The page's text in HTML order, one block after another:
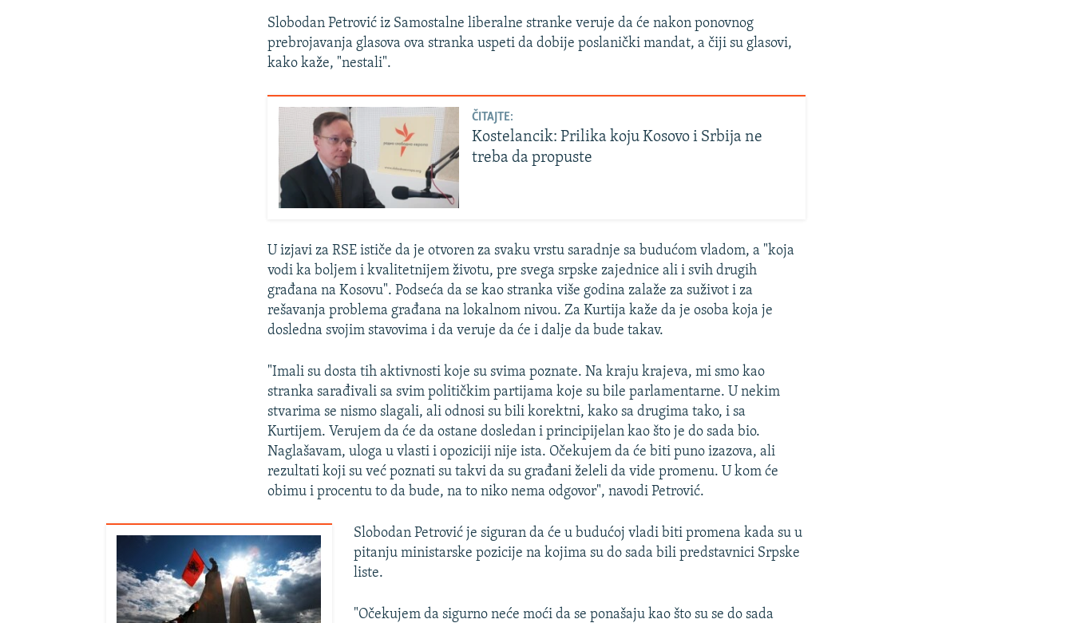
Slobodan Petrović iz Samostalne liberalne stranke veruje da će nakon ponovnog
prebrojavanja glasova ova stranka uspeti da dobije poslanički mandat, a čiji su glasovi,
kako kaže, "nestali".
ČITAJTE:
Kostelancik: Prilika koju Kosovo i Srbija ne
treba da propuste
U izjavi za RSE ističe da je otvoren za svaku vrstu saradnje sa budućom vladom, a "koja
vodi ka boljem i kvalitetnijem životu, pre svega srpske zajednice ali i svih drugih
građana na Kosovu". Podseća da se kao stranka više godina zalaže za suživot i za
rešavanja problema građana na lokalnom nivou. Za Kurtija kaže da je osoba koja je
dosledna svojim stavovima i da veruje da će i dalje da bude takav.
"Imali su dosta tih aktivnosti koje su svima poznate. Na kraju krajeva, mi smo kao
stranka sarađivali sa svim političkim partijama koje su bile parlamentarne. U nekim
stvarima se nismo slagali, ali odnosi su bili korektni, kako sa drugima tako, i sa
Kurtijem. Verujem da će da ostane dosledan i principijelan kao što je do sada bio.
Naglašavam, uloga u vlasti i opoziciji nije ista. Očekujem da će biti puno izazova, ali
rezultati koji su već poznati su takvi da su građani želeli da vide promenu. U kom će
obimu i procentu to da bude, na to niko nema odgovor", navodi Petrović.
Slobodan Petrović je siguran da će u budućoj vladi biti promena kada su u
pitanju ministarske pozicije na kojima su do sada bili predstavnici Srpske
liste.
"Očekujem da sigurno neće moći da se ponašaju kao što su se do sada